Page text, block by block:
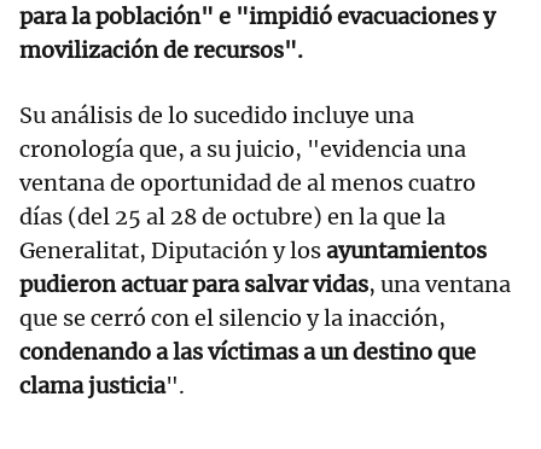
para la población" e "impidió evacuaciones y
movilización de recursos".
Su análisis de lo sucedido incluye una
cronología que, a su juicio, "evidencia una
ventana de oportunidad de al menos cuatro
días (del 25 al 28 de octubre) en la que la
Generalitat, Diputación y losayuntamientos
pudieron actuar para salvar vidas, una ventana
que se cerró con el silencio y la inacción,
condenando a las víctimas a un destino que
clama justicia".